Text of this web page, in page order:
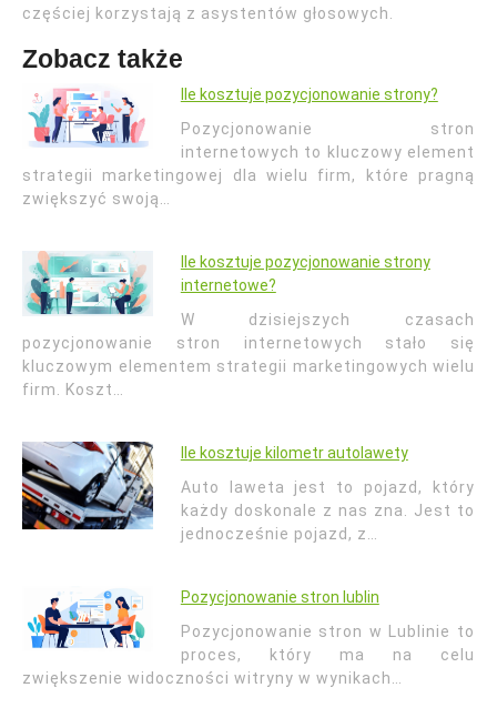
częściej korzystają z asystentów głosowych.
Zobacz także
Ile kosztuje pozycjonowanie strony?
Pozycjonowanie stron
internetowych to kluczowy element
strategii marketingowej dla wielu firm, które pragną
zwiększyć swoją…
Ile kosztuje pozycjonowanie strony
internetowe?
W dzisiejszych czasach
pozycjonowanie stron internetowych stało się
kluczowym elementem strategii marketingowych wielu
firm. Koszt…
Ile kosztuje kilometr autolawety
Auto laweta jest to pojazd, który
każdy doskonale z nas zna. Jest to
jednocześnie pojazd, z…
Pozycjonowanie stron lublin
Pozycjonowanie stron w Lublinie to
proces, który ma na celu
zwiększenie widoczności witryny w wynikach…